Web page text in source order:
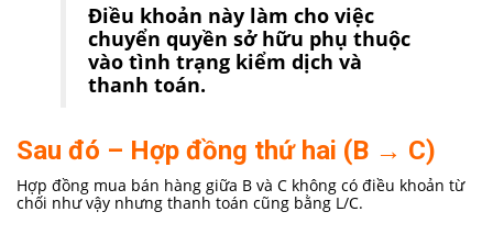
Điều khoản này làm cho việc
chuyển quyền sở hữu phụ thuộc
vào tình trạng kiểm dịch và
thanh toán.
Sau đó – Hợp đồng thứ hai (B → C)
Hợp đồng mua bán hàng giữa B và C không có điều khoản từ
chối như vậy nhưng thanh toán cũng bằng L/C.